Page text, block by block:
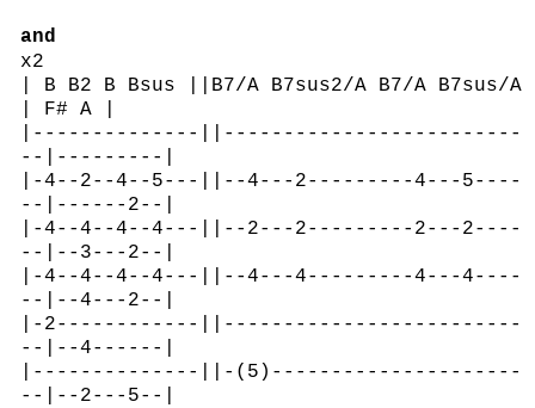
and
x2
| B B2 B Bsus ||B7/A B7sus2/A B7/A B7sus/A
| F# A |
|--------------||-------------------------
--|---------|
|-4--2--4--5---||--4---2---------4---5----
--|------2--|
|-4--4--4--4---||--2---2---------2---2----
--|--3---2--|
|-4--4--4--4---||--4---4---------4---4----
--|--4---2--|
|-2------------||-------------------------
--|--4------|
|--------------||-(5)---------------------
--|--2---5--|